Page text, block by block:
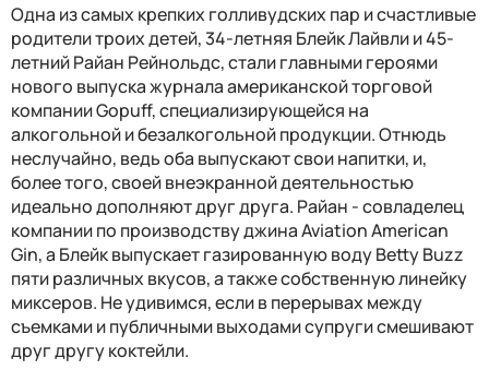
Одна из самых крепких голливудских пар и счастливые
родители троих детей, 34-летняя Блейк Лайвли и 45-
летний Райан Рейнольдс, стали главными героями
нового выпуска журнала американской торговой
компании Gopuff, специализирующейся на
алкогольной и безалкогольной продукции. Отнюдь
неслучайно, ведь оба выпускают свои напитки, и,
более того, своей внеэкранной деятельностью
идеально дополняют друг друга. Райан - совладелец
компании по производству джина Aviation American
Gin, а Блейк выпускает газированную воду Betty Buzz
пяти различных вкусов, а также собственную линейку
миксеров. Не удивимся, если в перерывах между
съемками и публичными выходами супруги смешивают
друг другу коктейли.